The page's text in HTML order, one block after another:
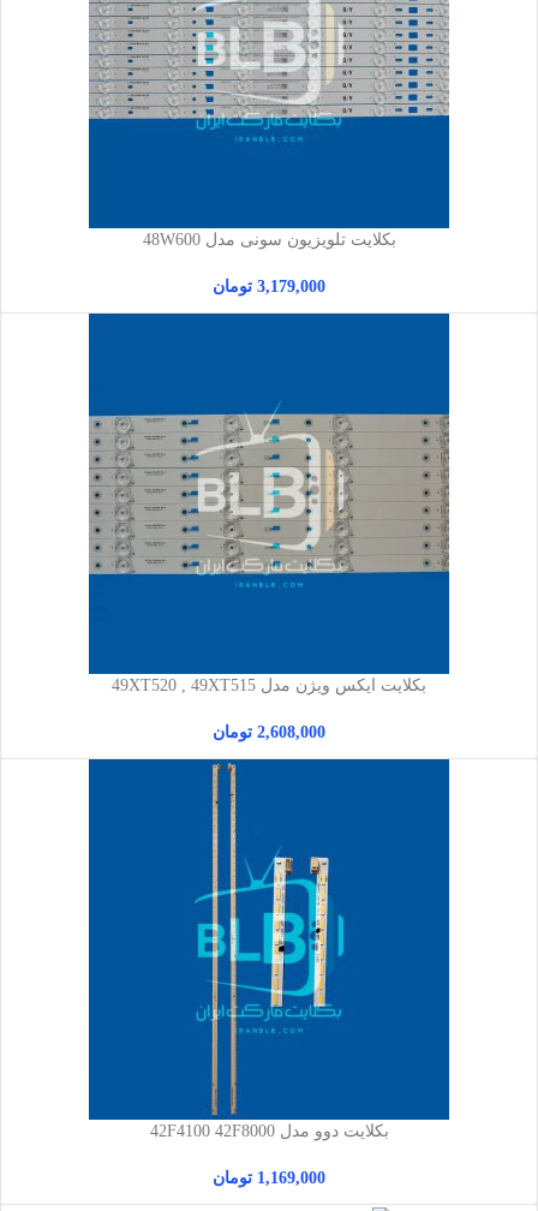
بکلایت تلویزیون سونی مدل 48W600
3,179,000 تومان
بکلایت ایکس ویژن مدل 49XT520 , 49XT515
2,608,000 تومان
بکلایت دوو مدل 42F4100 42F8000
1,169,000 تومان